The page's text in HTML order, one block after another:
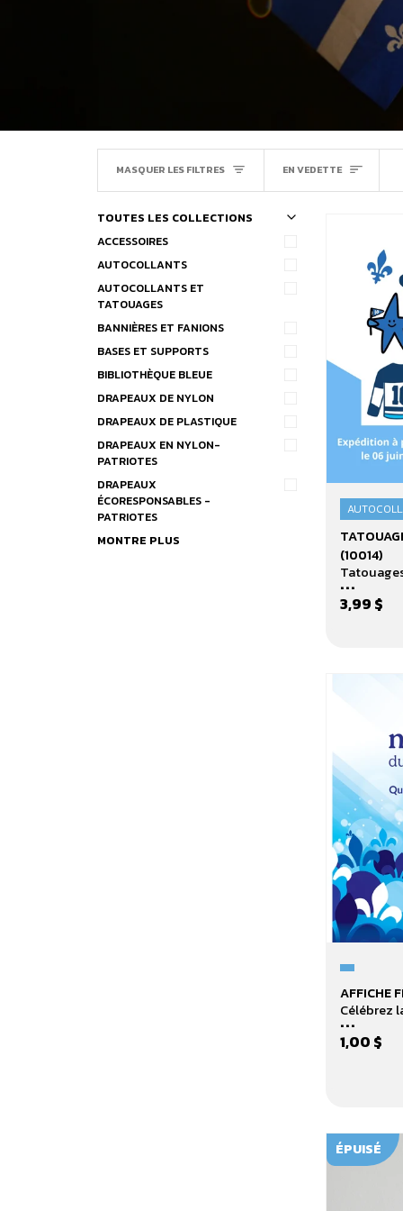
MASQUER LES FILTRES EN VEDETTE
TOUTES LES COLLECTIONS
U
U
ACCESSOIRES
AUTOCOLLANTS
AUTOCOLLANTS ET
TATOUAGES
BANNIÈRES ET FANIONS
BASES ET SUPPORTS
BIBLIOTHÈQUE BLEUE
DRAPEAUX DE NYLON
DRAPEAUX DE PLASTIQUE
DRAPEAUX EN NYLON-
PATRIOTES
DRAPEAUX
ÉCORESPONSABLES -
PATRIOTES
MONTRE PLUS
Tatouage
"Le
Démon
Blond"
-
(10014)
...
3,99 $
Affiche
Fête
nationale
(71017)
AFFICHE
Célébrez
...
1,00 $
ÉPUISÉ